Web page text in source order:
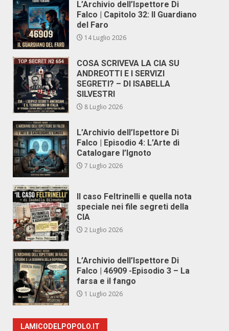
L’Archivio dell’Ispettore Di
Falco | Capitolo 32: Il Guardiano
del Faro
14 Luglio 2026
COSA SCRIVEVA LA CIA SU
ANDREOTTI E I SERVIZI
SEGRETI? – DI ISABELLA
SILVESTRI
8 Luglio 2026
L’Archivio dell’Ispettore Di
Falco | Episodio 4: L’Arte di
Catalogare l’Ignoto
7 Luglio 2026
Il caso Feltrinelli e quella nota
speciale nei file segreti della
CIA
2 Luglio 2026
L’Archivio dell’Ispettore Di
Falco | 46909 -Episodio 3 – La
farsa e il fango
1 Luglio 2026
LAMICODELPOPOLO.IT